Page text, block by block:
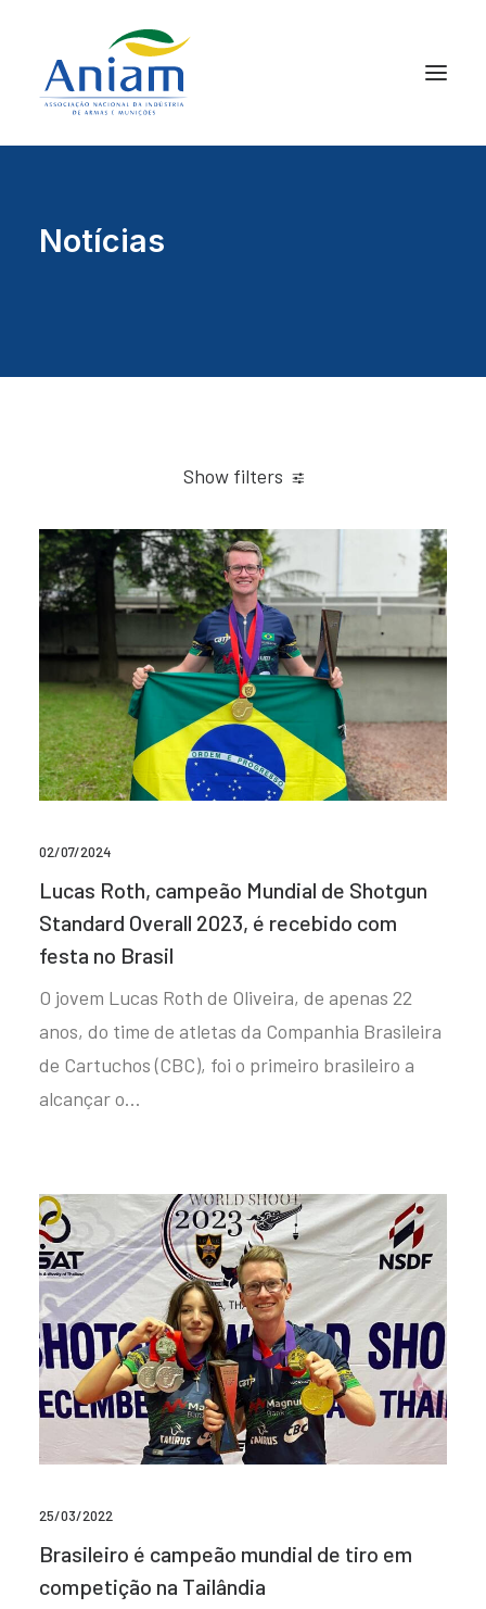
Notícias
Show filters
02/07/2024
Lucas Roth, campeão Mundial de Shotgun
Standard Overall 2023, é recebido com
festa no Brasil
O jovem Lucas Roth de Oliveira, de apenas 22
anos, do time de atletas da Companhia Brasileira
de Cartuchos (CBC), foi o primeiro brasileiro a
alcançar o…
25/03/2022
Brasileiro é campeão mundial de tiro em
competição na Tailândia